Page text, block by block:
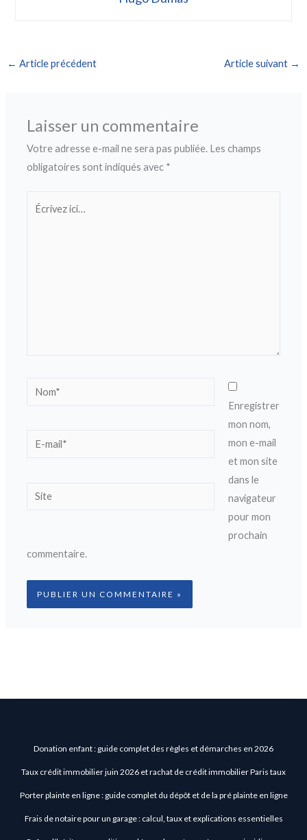
← Article précédent Article suivant →
Laisser un commentaire
Votre adresse e-mail ne sera pas publiée. Les champs
obligatoires sont indiqués avec *
Nom*
E-
Site
Enregistrer
mon nom,
mon e-mail
et mon site
dans le
navigateur
pour mon
prochain
commentaire.
Donation enfant : guide complet des règles et démarches en 2026
Taux crédit immobilier juin 2026 et rachat de crédit immobilier Paris taux
Porter plainte en ligne : guide complet du dépôt et de la pré plainte en ligne
Frais de notaire pour un garage : calcul, taux et explications essentielles